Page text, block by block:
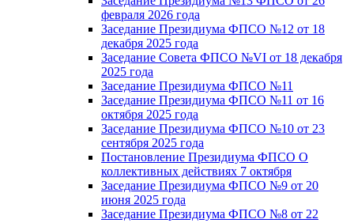
февраля 2026 года
Заседание Президиума ФПСО №12 от 18
декабря 2025 года
Заседание Совета ФПСО №VI от 18 декабря
2025 года
Заседание Президиума ФПСО №11
Заседание Президиума ФПСО №11 от 16
октября 2025 года
Заседание Президиума ФПСО №10 от 23
сентября 2025 года
Постановление Президиума ФПСО О
коллективных действиях 7 октября
Заседание Президиума ФПСО №9 от 20
июня 2025 года
Заседание Президиума ФПСО №8 от 22